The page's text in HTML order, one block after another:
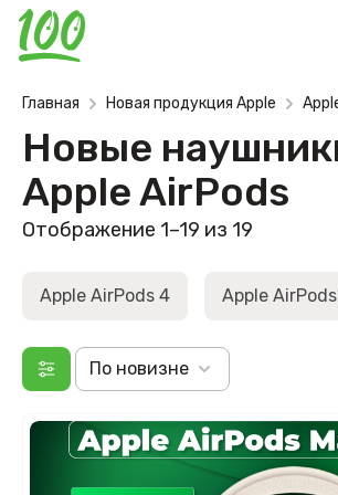
Главная Новая продукция Apple
Новые
Apple AirPods
Отображение 1–19 из 19
Apple AirPods 4 Apple
По новизне